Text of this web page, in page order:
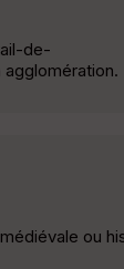
de-
ou